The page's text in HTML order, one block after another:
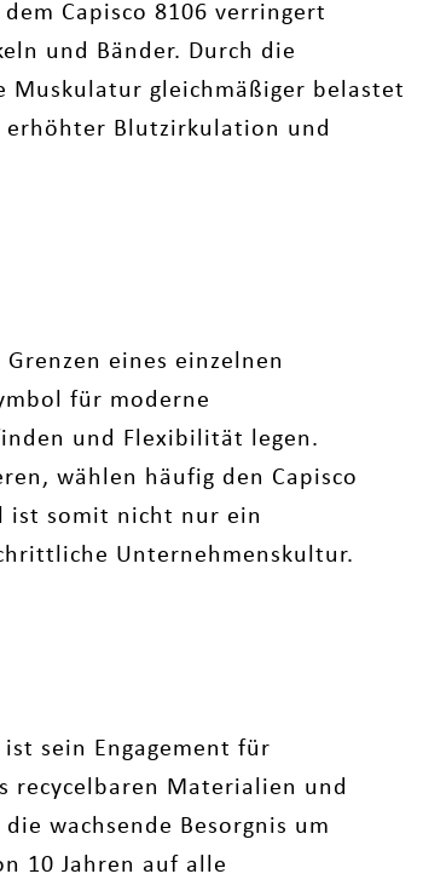
Capisco 8106 verringert
und Bänder. Durch die
Muskulatur gleichmäßiger belastet
erhöhter Blutzirkulation und
eines einzelnen
für moderne
und Flexibilität legen.
wählen häufig den Capisco
ist somit nicht nur ein
Unternehmenskultur.
sein Engagement für
recycelbaren Materialien und
wachsende Besorgnis um
10 Jahren auf alle